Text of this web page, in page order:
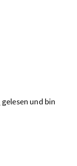
gelesen und bin